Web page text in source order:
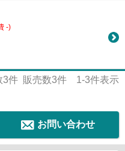
-)
3件 販売数3件 1-3件表示
お問い合わせ